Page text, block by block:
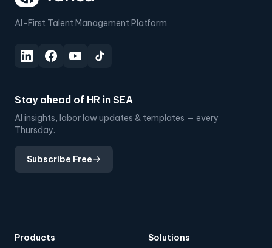
AI-First Talent Management Platform
Stay ahead of HR in SEA
AI insights, labor law updates & templates — every
Thursday.
Subscribe Free
Products Solutions